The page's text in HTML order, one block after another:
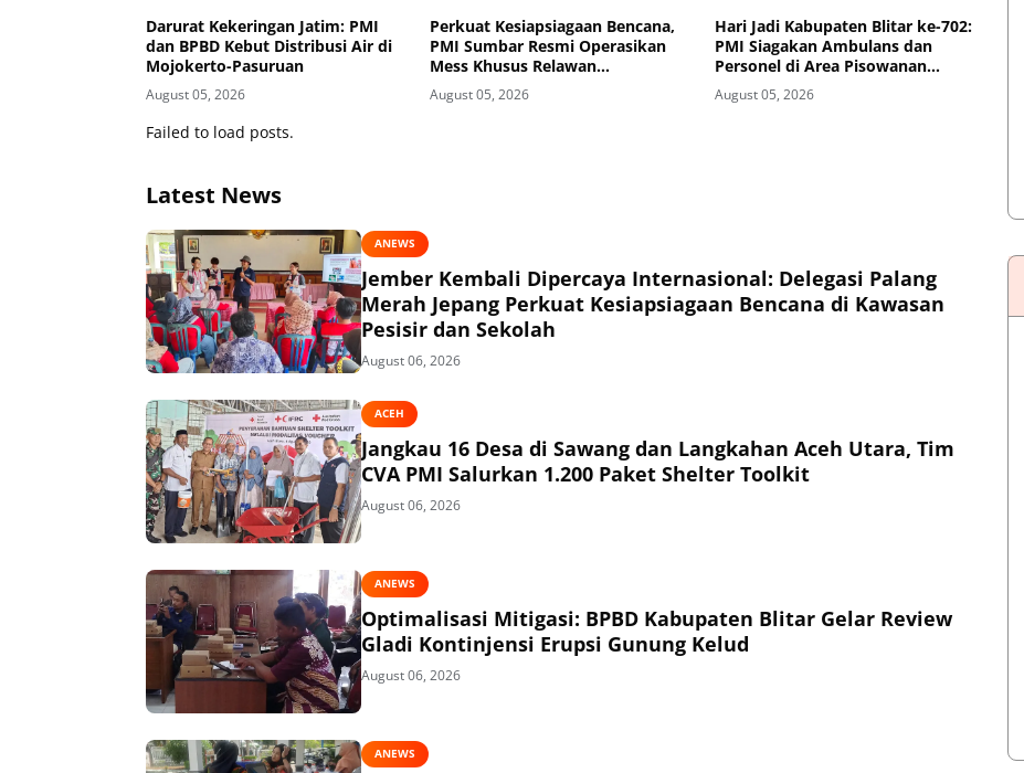
Darurat Kekeringan Jatim: PMI
dan BPBD Kebut Distribusi Air di
Mojokerto-Pasuruan
August 05, 2026
Perkuat Kesiapsiagaan Bencana,
PMI Sumbar Resmi Operasikan
Mess Khusus Relawan
Kemanusiaan
August 05, 2026
Hari Jadi Kabupaten Blitar ke-702:
PMI Siagakan Ambulans dan
Personel di Area Pisowanan
Agung
August 05, 2026
Failed to load posts.
Latest News
ANEWS
Jember Kembali Dipercaya Internasional: Delegasi Palang
Merah Jepang Perkuat Kesiapsiagaan Bencana di Kawasan
Pesisir dan Sekolah
August 06, 2026
ACEH
Jangkau 16 Desa di Sawang dan Langkahan Aceh Utara, Tim
CVA PMI Salurkan 1.200 Paket Shelter Toolkit
August 06, 2026
ANEWS
Optimalisasi Mitigasi: BPBD Kabupaten Blitar Gelar Review
Gladi Kontinjensi Erupsi Gunung Kelud
August 06, 2026
ANEWS